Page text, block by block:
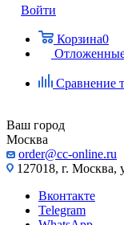
Войти
Корзина0
Сравнение
Ваш город
Москва
order@cc-online.ru
127018, г. Москва,
Вконтакте
Telegram